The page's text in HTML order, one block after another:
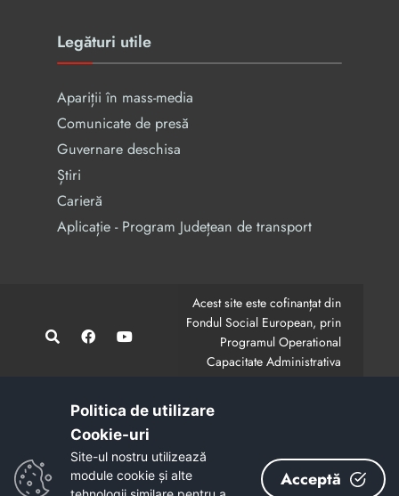
Legături utile
Apariții în mass-media
Comunicate de presă
Guvernare deschisa
Știri
Carieră
Aplicație - Program Județean de transport
Acest site este cofinanțat din
Fondul Social European, prin
Programul Operational
Capacitate Administrativa
CodMySmis/Sipoca: 128880/652;
Conținutul acestui site web nu reprezintă în mod
obligatoriu poziția oficială a Uniunii Europene.
Întreaga responsabilitate asupra corectitudinii și
Politica de utilizare
Cookie-uri‎
Site-ul nostru utilizează
module cookie și alte
Acceptă